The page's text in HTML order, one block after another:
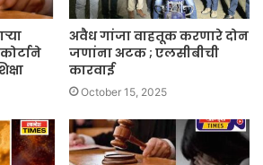
अवैध गांजा वाहतूक करणारे दोन
जणांना अटक ; एलसीबीची
कारवाई
October 15, 2025